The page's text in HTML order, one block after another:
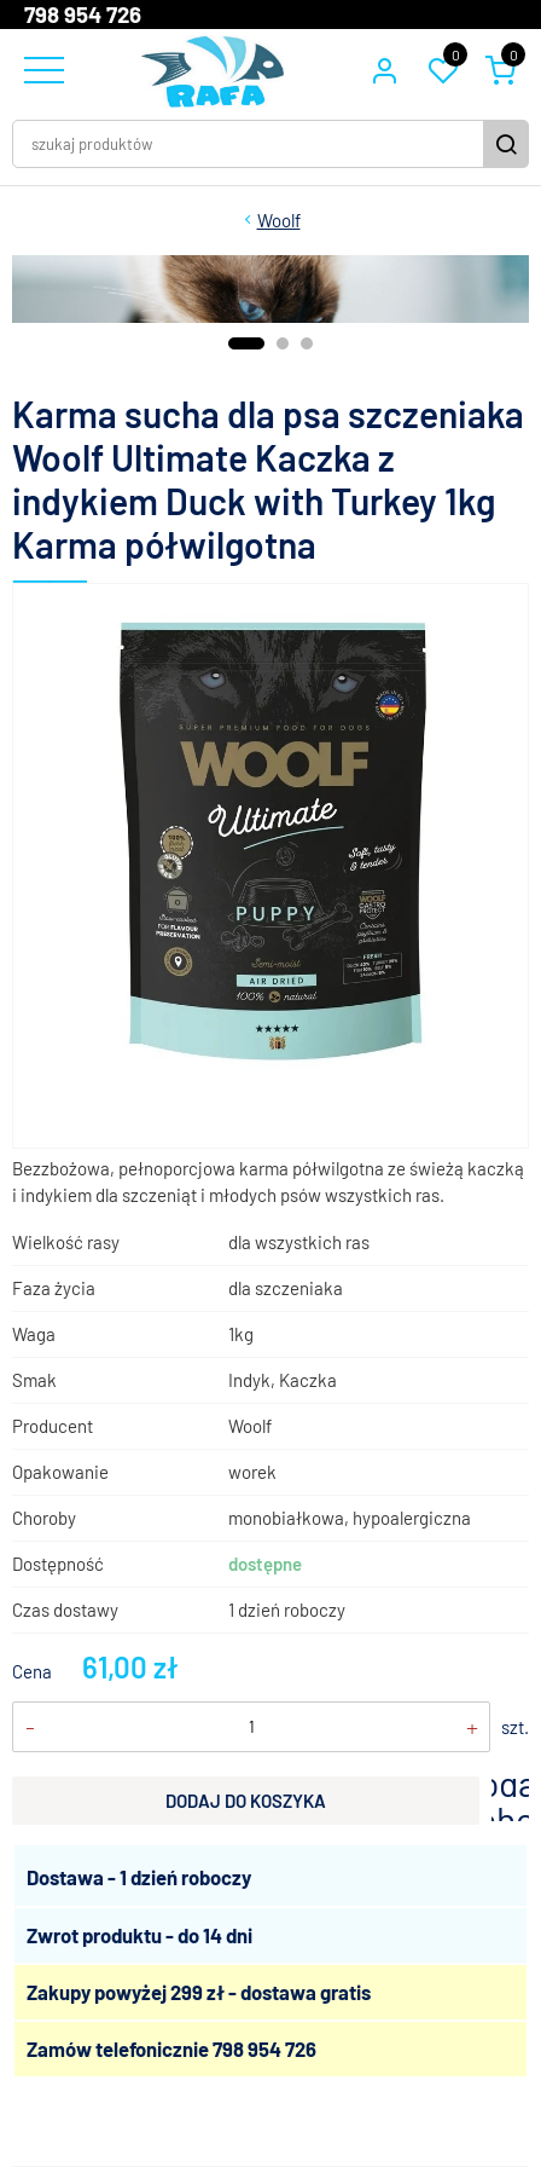
798 954 726
0 0
Woolf
Karma sucha dla psa szczeniaka
Woolf Ultimate Kaczka z
indykiem Duck with Turkey 1kg
Karma półwilgotna
Bezzbożowa, pełnoporcjowa karma półwilgotna ze świeżą kaczką
i indykiem dla szczeniąt i młodych psów wszystkich ras.
Wielkość rasy dla wszystkich ras
Faza życia dla szczeniaka
Waga 1kg
Smak Indyk, Kaczka
Producent Woolf
Opakowanie worek
Choroby monobiałkowa, hypoalergiczna
Dostępność dostępne
Czas dostawy 1 dzień roboczy
Cena 61,00 zł
- + szt.
DODAJ DO KOSZYKA
Dostawa - 1 dzień roboczy
Zwrot produktu - do 14 dni
Zakupy powyżej 299 zł - dostawa gratis
Zamów telefonicznie798 954 726